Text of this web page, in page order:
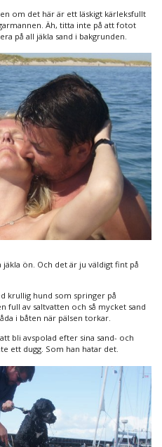
om det här är ett läskigt kärleksfullt
Äh, titta inte på att fotot
på all jäkla sand i bakgrunden.
jäkla ön. Och det är ju väldigt fint på
krullig hund som springer på
full av saltvatten och så mycket sand
i båten när pälsen torkar.
bli avspolad efter sina sand- och
ett dugg. Som han hatar det.